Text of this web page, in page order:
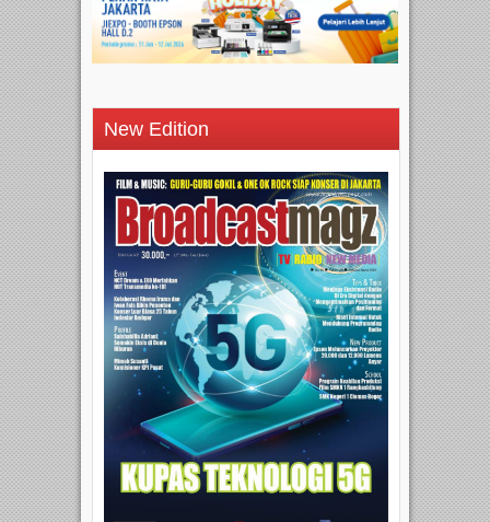
New Edition